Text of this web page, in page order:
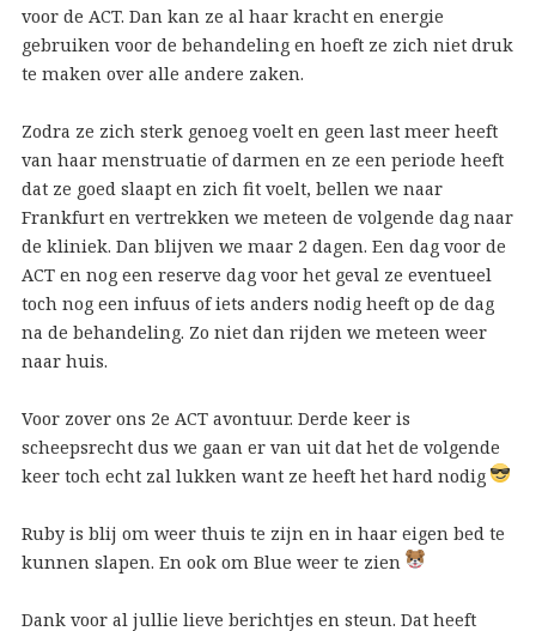
voor de ACT. Dan kan ze al haar kracht en energie
gebruiken voor de behandeling en hoeft ze zich niet druk
te maken over alle andere zaken.
Zodra ze zich sterk genoeg voelt en geen last meer heeft
van haar menstruatie of darmen en ze een periode heeft
dat ze goed slaapt en zich fit voelt, bellen we naar
Frankfurt en vertrekken we meteen de volgende dag naar
de kliniek. Dan blijven we maar 2 dagen. Een dag voor de
ACT en nog een reserve dag voor het geval ze eventueel
toch nog een infuus of iets anders nodig heeft op de dag
na de behandeling. Zo niet dan rijden we meteen weer
naar huis.
Voor zover ons 2e ACT avontuur. Derde keer is
scheepsrecht dus we gaan er van uit dat het de volgende
keer toch echt zal lukken want ze heeft het hard nodig
Ruby is blij om weer thuis te zijn en in haar eigen bed te
kunnen slapen. En ook om Blue weer te zien
Dank voor al jullie lieve berichtjes en steun. Dat heeft